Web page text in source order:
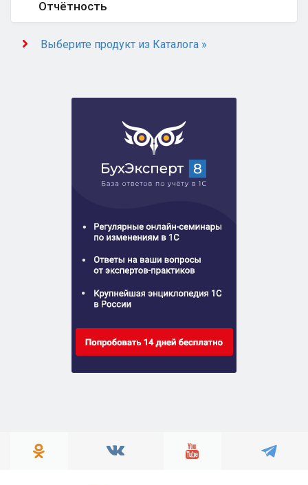
Отчётность
Выберите продукт из Каталога »